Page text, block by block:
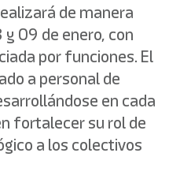
de manera
09 de enero, con
por funciones. El
a personal de
en cada
fortalecer su rol de
a los colectivos